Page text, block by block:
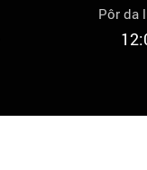
Pôr da